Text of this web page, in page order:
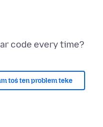
toś ten problem teke